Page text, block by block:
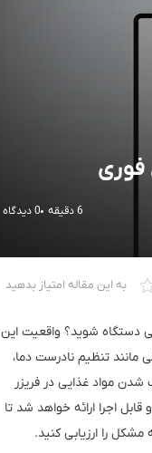
6 دقیقه 0 دیدگاه
به این مقاله امتیاز بدهید
دستگاه شوید؟ واقعیت این
مانند تنظیم نادرست دما،
را دارند. در این مقاله، ۱۱ علت رایج و واقعی آب شدن مواد غذایی در فریزر
اجرا ارائه خواهد شد تا
مشکل را ارزیابی کنید.